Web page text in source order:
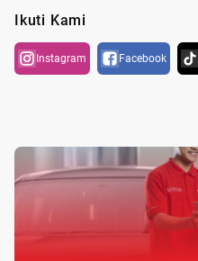
Ikuti Kami
Instagram Facebook